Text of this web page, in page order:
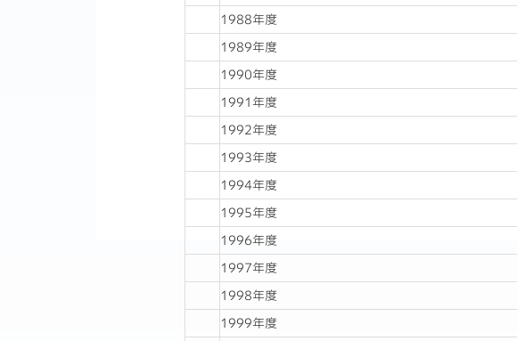
1988年度
1989年度
1990年度
1991年度
1992年度
1993年度
1994年度
1995年度
1996年度
1997年度
1998年度
1999年度